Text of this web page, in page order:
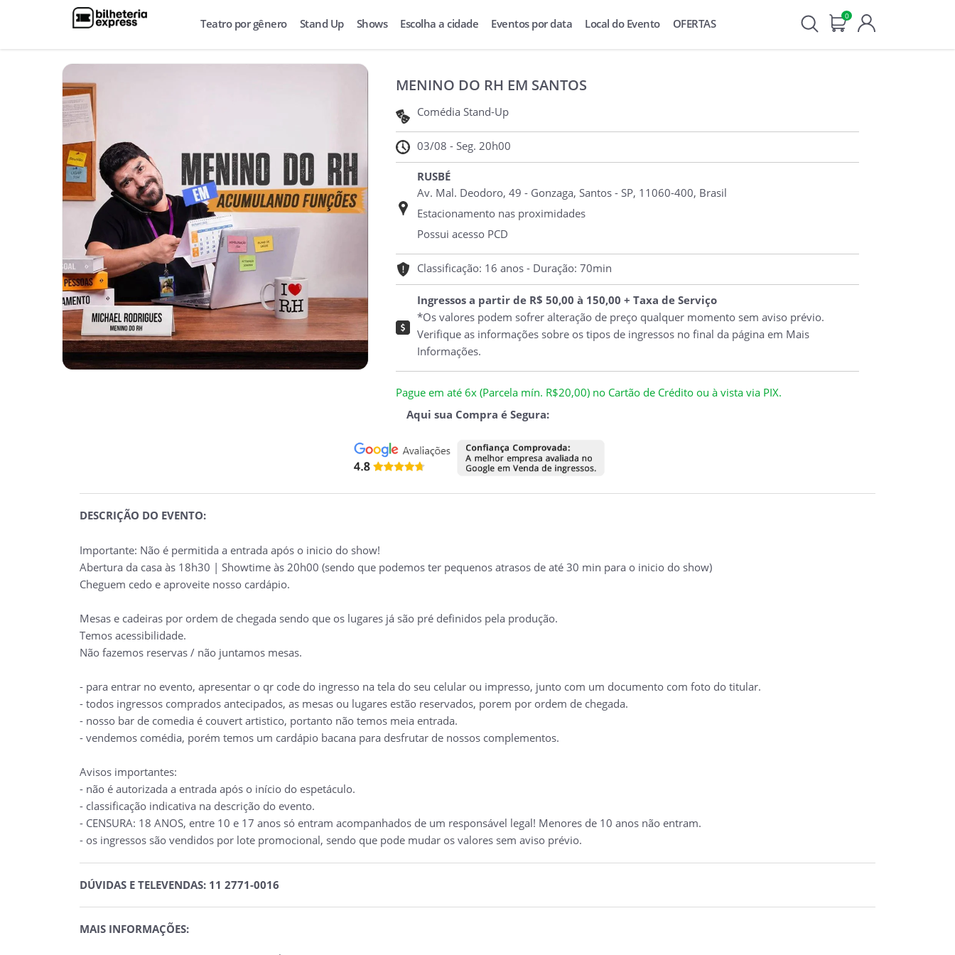
Teatro por gênero Stand Up Shows Escolha a cidade Eventos por data Local do Evento OFERTAS
0
MENINO DO RH EM SANTOS
Comédia Stand-Up
03/08 - Seg. 20h00
RUSBÉ
Av. Mal. Deodoro, 49 - Gonzaga, Santos - SP, 11060-400, Brasil
Estacionamento nas proximidades
Possui acesso PCD
Classificação: 16 anos - Duração: 70min
Ingressos a partir de R$ 50,00 à 150,00 + Taxa de Serviço
*Os valores podem sofrer alteração de preço qualquer momento sem aviso prévio.
Verifique as informações sobre os tipos de ingressos no final da página em Mais
Informações.
Pague em até 6x (Parcela mín. R$20,00) no Cartão de Crédito ou à vista via PIX.
Aqui sua Compra é Segura:
DESCRIÇÃO DO EVENTO:
Importante: Não é permitida a entrada após o inicio do show!
Abertura da casa às 18h30 | Showtime às 20h00 (sendo que podemos ter pequenos atrasos de até 30 min para o inicio do show)
Cheguem cedo e aproveite nosso cardápio.
Mesas e cadeiras por ordem de chegada sendo que os lugares já são pré definidos pela produção.
Temos acessibilidade.
Não fazemos reservas / não juntamos mesas.
- para entrar no evento, apresentar o qr code do ingresso na tela do seu celular ou impresso, junto com um documento com foto do titular.
- todos ingressos comprados antecipados, as mesas ou lugares estão reservados, porem por ordem de chegada.
- nosso bar de comedia é couvert artistico, portanto não temos meia entrada.
- vendemos comédia, porém temos um cardápio bacana para desfrutar de nossos complementos.
Avisos importantes:
- não é autorizada a entrada após o início do espetáculo.
- classificação indicativa na descrição do evento.
- CENSURA: 18 ANOS, entre 10 e 17 anos só entram acompanhados de um responsável legal! Menores de 10 anos não entram.
- os ingressos são vendidos por lote promocional, sendo que pode mudar os valores sem aviso prévio.
DÚVIDAS E TELEVENDAS: 11 2771-0016
MAIS INFORMAÇÕES: